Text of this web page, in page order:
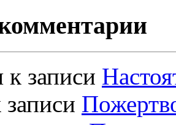
к записи
записи